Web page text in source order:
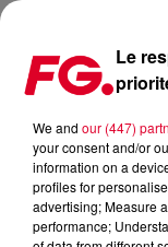
DELTA PARTY BY FG (6
Publié : 1er
Alexandre
Le
We and our (447)
your consent and/or
information on a
profiles for
advertising; Measure
performance;